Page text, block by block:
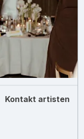
Kontakt artisten